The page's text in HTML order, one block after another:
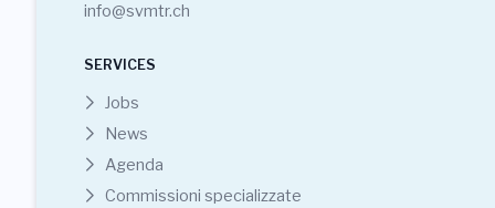
info@svmtr.ch
SERVICES
Jobs
News
Agenda
Commissioni specializzate